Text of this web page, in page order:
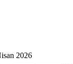
2026